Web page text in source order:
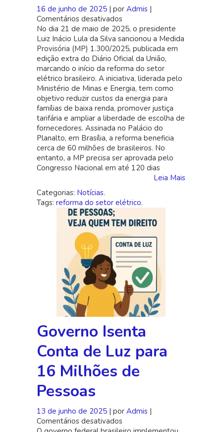
16 de junho de 2025 | por Admis |
Comentários desativados
Reforma
do
setor
elétrico
entra
em
vigor:
o
que
muda
para
o
consumidor
brasileiro
No dia 21 de maio de 2025, o presidente
Luiz Inácio Lula da Silva sancionou a Medida
Provisória (MP) 1.300/2025, publicada em
edição extra do Diário Oficial da União,
marcando o início da reforma do setor
elétrico brasileiro. A iniciativa, liderada pelo
Ministério de Minas e Energia, tem como
objetivo reduzir custos da energia para
famílias de baixa renda, promover justiça
tarifária e ampliar a liberdade de escolha de
fornecedores. Assinada no Palácio do
Planalto, em Brasília, a reforma beneficia
cerca de 60 milhões de brasileiros. No
entanto, a MP precisa ser aprovada pelo
Congresso Nacional em até 120 dias
Leia Mais
Categorias: Notícias.
Tags: reforma do setor elétrico.
Governo Isenta
Conta de Luz para
16 Milhões de
Pessoas
13 de junho de 2025 | por Admis |
Comentários desativados